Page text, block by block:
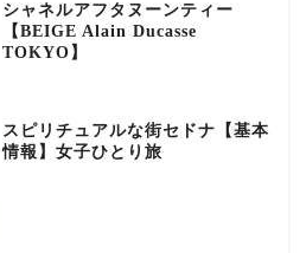
シャネルアフタヌーンティー
【BEIGE Alain Ducasse
TOKYO】
スピリチュアルな街セドナ【基本
情報】女子ひとり旅